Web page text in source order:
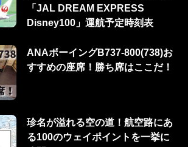
「JAL DREAM EXPRESS
Disney100」運航予定時刻表
ANAボーイングB737-800(738)お
すすめの座席！勝ち席はここだ！
珍名が溢れる空の道！航空路にあ
る100のウェイポイントを一挙に